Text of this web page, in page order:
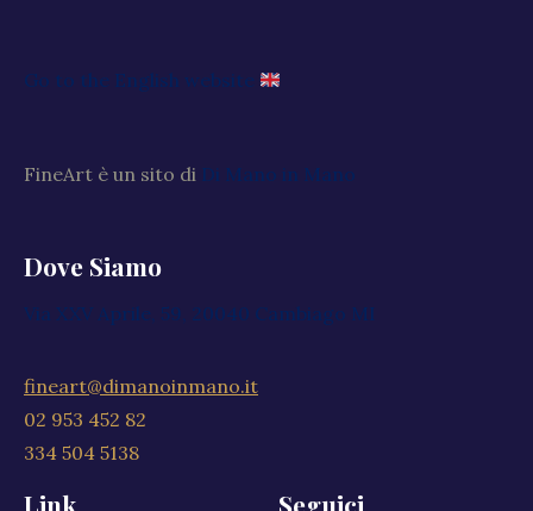
Go to the English website
FineArt è un sito di Di Mano in Mano
Dove Siamo
Via XXV Aprile, 59, 20040 Cambiago MI
fineart@dimanoinmano.it
02 953 452 82
334 504 5138
Link Seguici